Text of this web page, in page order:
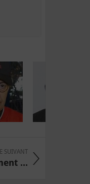
SUIVANT
...